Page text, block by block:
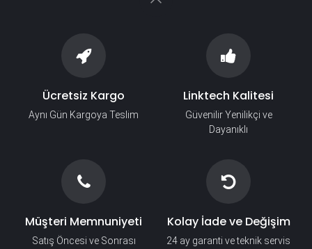
Ücretsiz Kargo
Aynı Gün Kargoya Teslim
Linktech Kalitesi
Güvenilir Yenilikçi ve
Dayanıklı
Müşteri Memnuniyeti
Satış Öncesi ve Sonrası
Kolay İade ve Değişim
24 ay garanti ve teknik servis